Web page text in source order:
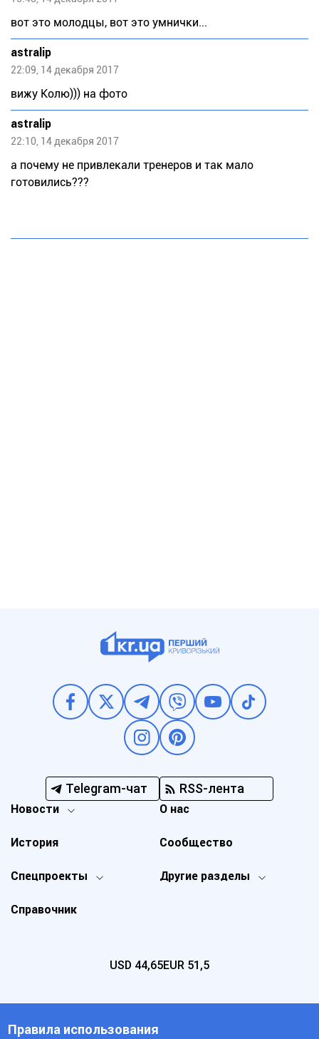
вот это молодцы, вот это умнички...
astralip
22:09, 14 декабря 2017
вижу Колю))) на фото
astralip
22:10, 14 декабря 2017
а почему не привлекали тренеров и так мало
готовились???
Telegram-чат RSS-лента
Новости
Спецпроекты Другие разделы
История
О нас
Справочник
Сообщество
USD 44,65EUR 51,5
Правила использования